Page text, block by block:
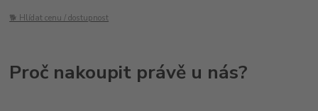
🐕 Hlídat cenu / dostupnost